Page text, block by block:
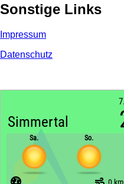
Sonstige Links
Impressum
Datenschutz